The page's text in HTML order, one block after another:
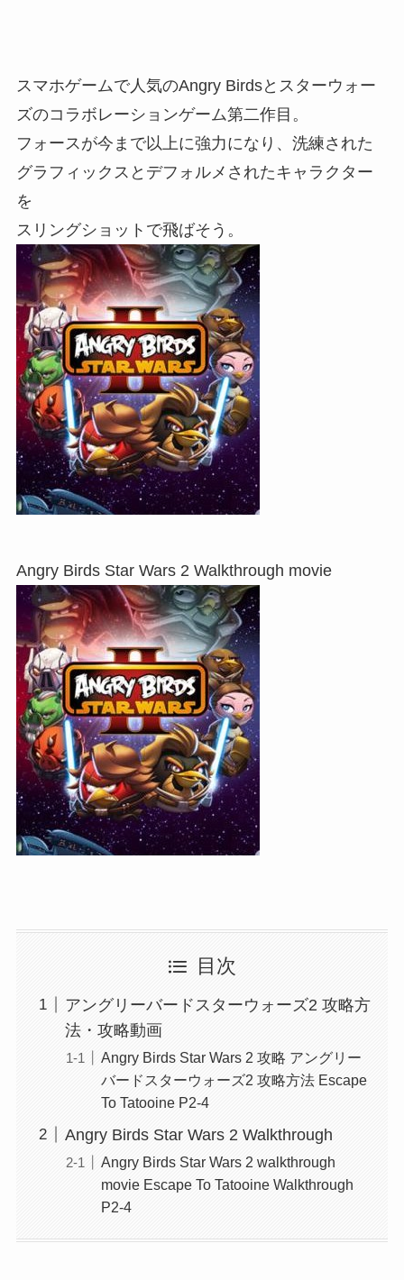
スマホゲームで人気のAngry Birdsとスターウォー
ズのコラボレーションゲーム第二作目。
フォースが今まで以上に強力になり、洗練された
グラフィックスとデフォルメされたキャラクター
を
スリングショットで飛ばそう。
Angry Birds Star Wars 2 Walkthrough movie
目次
アングリーバードスターウォーズ2 攻略方
法・攻略動画
Angry Birds Star Wars 2 攻略 アングリー
バードスターウォーズ2 攻略方法 Escape
To Tatooine P2-4
Angry Birds Star Wars 2 Walkthrough
Angry Birds Star Wars 2 walkthrough
movie Escape To Tatooine Walkthrough
P2-4